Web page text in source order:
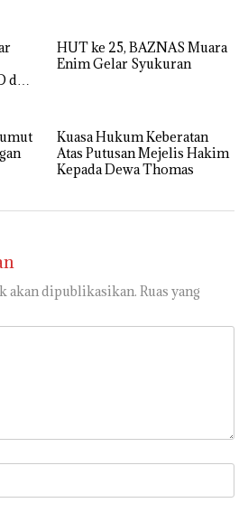
HUT ke 25, BAZNAS Muara
Enim Gelar Syukuran
Kuasa Hukum Keberatan
Atas Putusan Mejelis Hakim
Kepada Dewa Thomas
akan dipublikasikan. Ruas yang